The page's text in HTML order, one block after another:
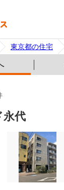
東京都の住宅
永代